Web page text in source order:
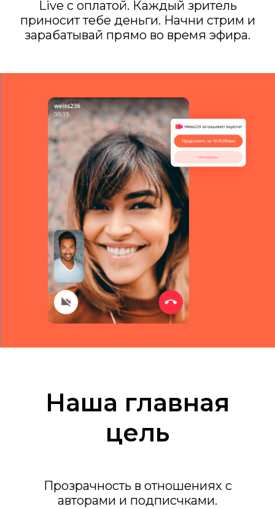
Live с оплатой. Каждый зритель
приносит тебе деньги. Начни стрим и
зарабатывай прямо во время эфира.
Наша главная
цель
Прозрачность в отношениях с
авторами и подписчками.